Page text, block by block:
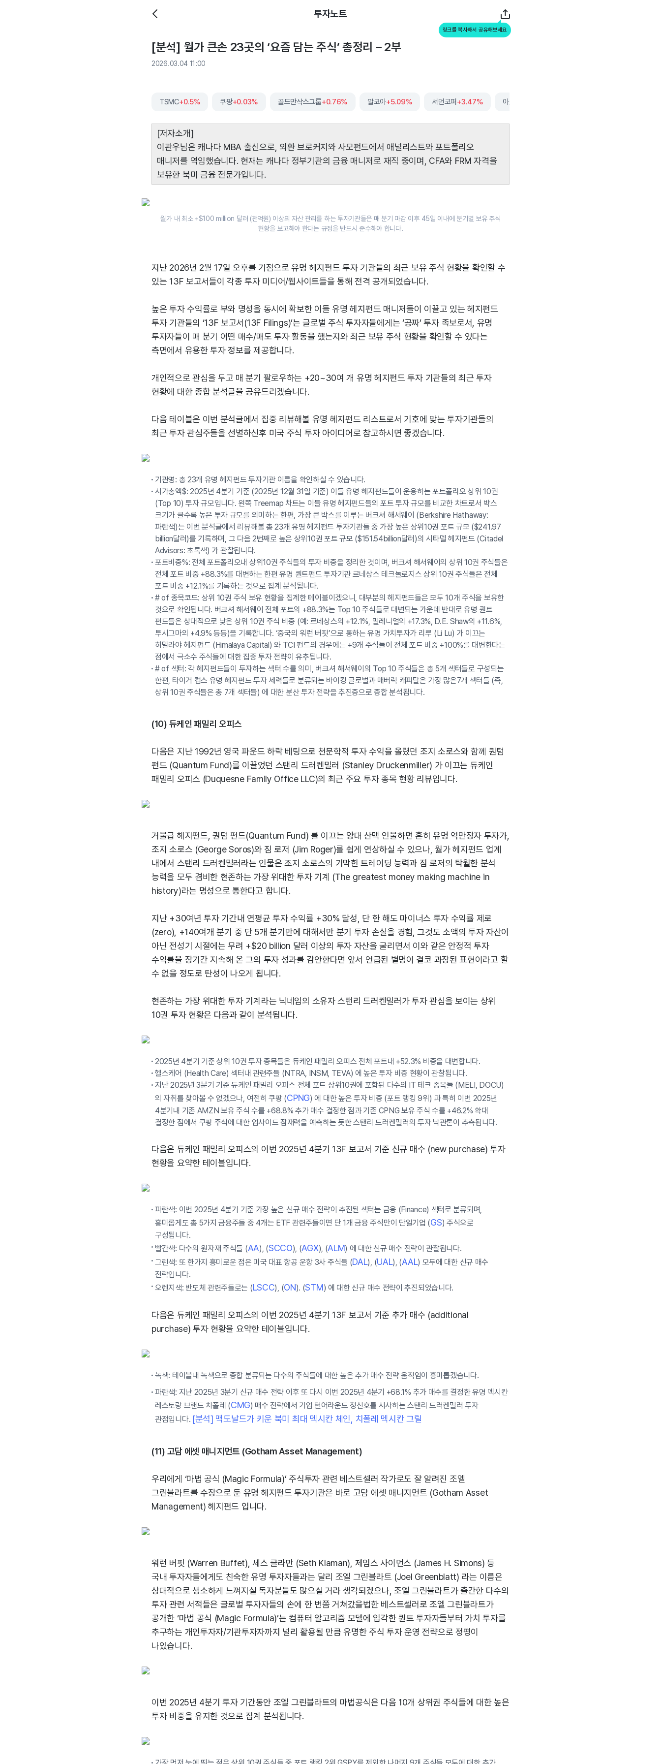
투자노트
링크를 복사해서 공유해보세요
[분석] 월가 큰손 23곳의 ‘요즘 담는 주식’ 총정리 – 2부
2026.03.04 11:00
TSMC+0.5% 쿠팡+0.03% 골드만삭스그룹+0.76% 알코아+5.09% 서던코퍼 +3.47% 아르간
[저자소개]
이관우님은 캐나다 MBA 출신으로, 외환 브로커지와 사모펀드에서 애널리스트와 포트폴리오
매니저를 역임했습니다. 현재는 캐나다 정부기관의 금융 매니저로 재직 중이며, CFA와 FRM 자격을
보유한 북미 금융 전문가입니다.
월가 내 최소 +$100 million 달러 (천억원) 이상의 자산 관리를 하는 투자기관들은 매 분기 마감 이후 45일 이내에 분기별 보유 주식
현황을 보고해야 한다는 규정을 반드시 준수해야 합니다.
지난 2026년 2월 17일 오후를 기점으로 유명 헤지펀드 투자 기관들의 최근 보유 주식 현황을 확인할 수
있는 13F 보고서들이 각종 투자 미디어/웹사이트들을 통해 전격 공개되었습니다.
높은 투자 수익률로 부와 명성을 동시에 확보한 이들 유명 헤지펀드 매니저들이 이끌고 있는 헤지펀드
투자 기관들의 ‘13F 보고서(13F Filings)’는 글로벌 주식 투자자들에게는 ‘공짜’ 투자 족보로서, 유명
투자자들이 매 분기 어떤 매수/매도 투자 활동을 했는지와 최근 보유 주식 현황을 확인할 수 있다는
측면에서 유용한 투자 정보를 제공합니다.
개인적으로 관심을 두고 매 분기 팔로우하는 +20~30여 개 유명 헤지펀드 투자 기관들의 최근 투자
현황에 대한 종합 분석글을 공유드리겠습니다.
다음 테이블은 이번 분석글에서 집중 리뷰해볼 유명 헤지펀드 리스트로서 기호에 맞는 투자기관들의
최근 투자 관심주들을 선별하신후 미국 주식 투자 아이디어로 참고하시면 좋겠습니다.
기관명: 총 23개 유명 헤지펀드 투자기관 이름을 확인하실 수 있습니다.
시가총액$: 2025년 4분기 기준 (2025년 12월 31일 기준) 이들 유명 헤지펀드들이 운용하는 포트폴리오 상위 10권
(Top 10) 투자 규모입니다. 왼쪽 Treemap 차트는 이들 유명 헤지펀드들의 포트 투자 규모를 비교한 차트로서 박스
크기가 클수록 높은 투자 규모를 의미하는 한편, 가장 큰 박스를 이루는 버크셔 해서웨이 (Berkshire Hathaway:
파란색)는 이번 분석글에서 리뷰해볼 총 23개 유명 헤지펀드 투자기관들 중 가장 높은 상위10권 포트 규모 ($241.97
billion달러)를 기록하며, 그 다음 2번째로 높은 상위10권 포트 규모 ($151.54billion달러)의 시타델 헤지펀드 (Citadel
Advisors: 초록색) 가 관찰됩니다.
포트비중%: 전체 포트폴리오내 상위10권 주식들의 투자 비중을 정리한 것이며, 버크셔 해서웨이의 상위 10권 주식들은
전체 포트 비중 +88.3%를 대변하는 한편 유명 퀀트펀드 투자기관 르네상스 테크놀로지스 상위 10권 주식들은 전체
포트 비중 +12.1%를 기록하는 것으로 집계 분석됩니다.
# of 종목코드: 상위 10권 주식 보유 현황을 집계한 테이블이겠으니, 대부분의 헤지펀드들은 모두 10개 주식을 보유한
것으로 확인됩니다. 버크셔 해서웨이 전체 포트의 +88.3%는 Top 10 주식들로 대변되는 가운데 반대로 유명 퀀트
펀드들은 상대적으로 낮은 상위 10권 주식 비중 (예: 르네상스의 +12.1%, 밀레니얼의 +17.3%, D.E. Shaw의 +11.6%,
투시그마의 +4.9% 등등)을 기록합니다. ‘중국의 워런 버핏’으로 통하는 유명 가치투자가 리루 (Li Lu) 가 이끄는
히말라야 헤지펀드 (Himalaya Capital) 와 TCI 펀드의 경우에는 +9개 주식들이 전체 포트 비중 +100%를 대변한다는
점에서 극소수 주식들에 대한 집중 투자 전략이 유추됩니다.
# of 섹터: 각 헤지펀드들이 투자하는 섹터 수를 의미, 버크셔 해서웨이의 Top 10 주식들은 총 5개 섹터들로 구성되는
한편, 타이거 컵스 유명 헤지펀드 투자 세력들로 분류되는 바이킹 글로벌과 매버릭 캐피탈은 가장 많은7개 섹터들 (즉,
상위 10권 주식들은 총 7개 섹터들) 에 대한 분산 투자 전략을 추진중으로 종합 분석됩니다.
(10) 듀케인 패밀리 오피스
다음은 지난 1992년 영국 파운드 하락 베팅으로 천문학적 투자 수익을 올렸던 조지 소로스와 함께 퀀텀
펀드 (Quantum Fund)를 이끌었던 스탠리 드러켄밀러 (Stanley Druckenmiller) 가 이끄는 듀케인
패밀리 오피스 (Duquesne Family Office LLC)의 최근 주요 투자 종목 현황 리뷰입니다.
거물급 헤지펀드, 퀀텀 펀드(Quantum Fund) 를 이끄는 양대 산맥 인물하면 흔히 유명 억만장자 투자가,
조지 소로스 (George Soros)와 짐 로저 (Jim Roger)를 쉽게 연상하실 수 있으나, 월가 헤지펀드 업계
내에서 스탠리 드러켄밀러라는 인물은 조지 소로스의 기막힌 트레이딩 능력과 짐 로저의 탁월한 분석
능력을 모두 겸비한 현존하는 가장 위대한 투자 기계 (The greatest money making machine in
history)라는 명성으로 통한다고 합니다.
지난 +30여년 투자 기간내 연평균 투자 수익률 +30% 달성, 단 한 해도 마이너스 투자 수익률 제로
(zero), +140여개 분기 중 단 5개 분기만에 대해서만 분기 투자 손실을 경험, 그것도 소액의 투자 자산이
아닌 전성기 시절에는 무려 +$20 billion 달러 이상의 투자 자산을 굴리면서 이와 같은 안정적 투자
수익률을 장기간 지속해 온 그의 투자 성과를 감안한다면 앞서 언급된 별명이 결코 과장된 표현이라고 할
수 없을 정도로 탄성이 나오게 됩니다.
현존하는 가장 위대한 투자 기계라는 닉네임의 소유자 스탠리 드러켄밀러가 투자 관심을 보이는 상위
10권 투자 현황은 다음과 같이 분석됩니다.
2025년 4분기 기준 상위 10권 투자 종목들은 듀케인 패밀리 오피스 전체 포트내 +52.3% 비중을 대변합니다.
헬스케어 (Health Care) 섹터내 관련주들 (NTRA, INSM, TEVA) 에 높은 투자 비중 현황이 관찰됩니다.
지난 2025년 3분기 기준 듀케인 패밀리 오피스 전체 포트 상위10권에 포함된 다수의 IT 테크 종목들 (MELI, DOCU)
의 자취를 찾아볼 수 없겠으나, 여전히 쿠팡 (CPNG) 에 대한 높은 투자 비중 (포트 랭킹 9위) 과 특히 이번 2025년
4분기내 기존 AMZN 보유 주식 수를 +68.8% 추가 매수 결정한 점과 기존 CPNG 보유 주식 수를 +46.2% 확대
결정한 점에서 쿠팡 주식에 대한 업사이드 잠재력을 예측하는 듯한 스탠리 드러켄밀러의 투자 낙관론이 추측됩니다.
다음은 듀케인 패밀리 오피스의 이번 2025년 4분기 13F 보고서 기준 신규 매수 (new purchase) 투자
현황을 요약한 테이블입니다.
파란색: 이번 2025년 4분기 기준 가장 높은 신규 매수 전략이 추진된 섹터는 금융 (Finance) 섹터로 분류되며,
흥미롭게도 총 5가지 금융주들 중 4개는 ETF 관련주들이면 단 1개 금융 주식만이 단일기업 (GS) 주식으로
구성됩니다.
빨간색: 다수의 원자재 주식들 (AA), (SCCO), (AGX), (ALM) 에 대한 신규 매수 전략이 관찰됩니다.
그린색: 또 한가지 흥미로운 점은 미국 대표 항공 운항 3사 주식들 (DAL), (UAL), (AAL) 모두에 대한 신규 매수
전략입니다.
오렌지색: 반도체 관련주들로는 (LSCC), (ON). (STM) 에 대한 신규 매수 전략이 추진되었습니다.
다음은 듀케인 패밀리 오피스의 이번 2025년 4분기 13F 보고서 기준 추가 매수 (additional
purchase) 투자 현황을 요약한 테이블입니다.
녹색: 테이블내 녹색으로 종합 분류되는 다수의 주식들에 대한 높은 추가 매수 전략 움직임이 흥미롭겠습니다.
파란색: 지난 2025년 3분기 신규 매수 전략 이후 또 다시 이번 2025년 4분기 +68.1% 추가 매수를 결정한 유명 멕시칸
레스토랑 브랜드 치폴레 (CMG) 매수 전략에서 기업 턴어라운드 청신호를 시사하는 스탠리 드러켄밀러 투자
관점입니다. [분석] 맥도날드가 키운 북미 최대 멕시칸 체인, 치폴레 멕시칸 그릴
(11) 고담 에셋 매니지먼트 (Gotham Asset Management)
우리에게 ‘마법 공식 (Magic Formula)’ 주식투자 관련 베스트셀러 작가로도 잘 알려진 조엘
그린블라트를 수장으로 둔 유명 헤지펀드 투자기관은 바로 고담 에셋 매니지먼트 (Gotham Asset
Management) 헤지펀드 입니다.
워런 버핏 (Warren Buffet), 세스 클라만 (Seth Klaman), 제임스 사이먼스 (James H. Simons) 등
국내 투자자들에게도 친숙한 유명 투자자들과는 달리 조엘 그린블라트 (Joel Greenblatt) 라는 이름은
상대적으로 생소하게 느껴지실 독자분들도 많으실 거라 생각되겠으나, 조엘 그린블라트가 출간한 다수의
투자 관련 서적들은 글로벌 투자자들의 손에 한 번쯤 거쳐갔을법한 베스트셀러로 조엘 그린블라트가
공개한 ‘마법 공식 (Magic Formula)’는 컴퓨터 알고리즘 모델에 입각한 퀀트 투자자들부터 가치 투자를
추구하는 개인투자자/기관투자자까지 널리 활용될 만큼 유명한 주식 투자 운영 전략으로 정평이
나있습니다.
이번 2025년 4분기 투자 기간동안 조엘 그린블라트의 마법공식은 다음 10개 상위권 주식들에 대한 높은
투자 비중을 유지한 것으로 집계 분석됩니다.